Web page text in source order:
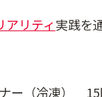
アリティ実践を
ナー（冷凍）